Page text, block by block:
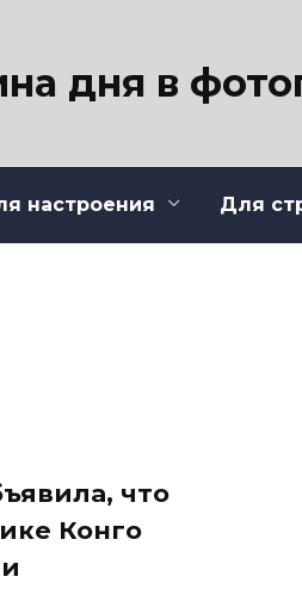
дня в
настроения Для
что
Конго